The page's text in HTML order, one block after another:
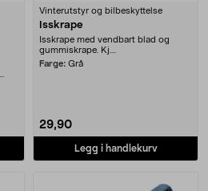
Vinterutstyr og bilbeskyttelse
Isskrape
Isskrape med vendbart blad og
gummiskrape. Kj....
Farge: Grå
29,90
Legg i handlekurv